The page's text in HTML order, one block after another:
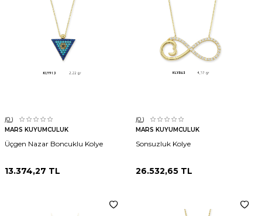
(0 )
MARS KUYUMCULUK
Üçgen Nazar Boncuklu Kolye
13.374,27 TL
(0 )
MARS KUYUMCULUK
Sonsuzluk Kolye
26.532,65 TL